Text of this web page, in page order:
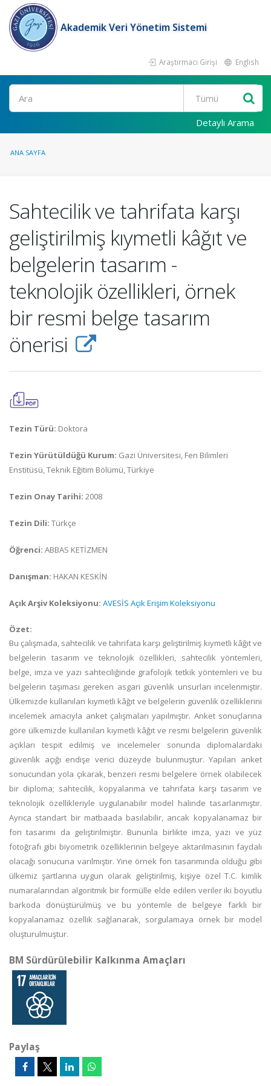
Akademik Veri Yönetim Sistemi
Araştırmacı Girişi English
Ara
Detaylı Arama
ANA SAYFA
Sahtecilik ve tahrifata karşı
geliştirilmiş kıymetli kâğıt ve
belgelerin tasarım -
teknolojik özellikleri, örnek
bir resmi belge tasarım
önerisi
Tezin Türü: Doktora
Tezin Yürütüldüğü Kurum: Gazi Üniversitesi, Fen Bilimleri
Enstitüsü, Teknik Eğitim Bölümü, Türkiye
Tezin Onay Tarihi: 2008
Tezin Dili: Türkçe
Öğrenci: ABBAS KETİZMEN
Danışman: HAKAN KESKİN
Açık Arşiv Koleksiyonu: AVESİS Açık Erişim Koleksiyonu
Özet:
Bu çalışmada, sahtecilik ve tahrifata karşı geliştirilmiş kıymetli kâğıt ve
belgelerin tasarım ve teknolojik özellikleri, sahtecilik yöntemleri,
belge, imza ve yazı sahteciliğinde grafolojik tetkik yöntemleri ve bu
belgelerin taşıması gereken asgari güvenlik unsurları incelenmiştir.
Ülkemizde kullanılan kıymetli kâğıt ve belgelerin güvenlik özelliklerini
incelemek amacıyla anket çalışmaları yapılmıştır. Anket sonuçlarına
göre ülkemizde kullanılan kıymetli kâğıt ve resmi belgelerin güvenlik
açıkları tespit edilmiş ve incelemeler sonunda diplomalardaki
güvenlik açığı endişe verici düzeyde bulunmuştur. Yapılan anket
sonucundan yola çıkarak, benzeri resmi belgelere örnek olabilecek
bir diploma; sahtecilik, kopyalanma ve tahrifata karşı tasarım ve
teknolojik özellikleriyle uygulanabilir model halinde tasarlanmıştır.
Ayrıca standart bir matbaada basılabilir, ancak kopyalanamaz bir
fon tasarımı da geliştirilmiştir. Bununla birlikte imza, yazı ve yüz
fotoğrafı gibi biyometrik özelliklerinin belgeye aktarılmasının faydalı
olacağı sonucuna varılmıştır. Yine örnek fon tasarımında olduğu gibi
ülkemiz şartlarına uygun olarak geliştirilmiş, kişiye özel T.C. kimlik
numaralarından algoritmik bir formülle elde edilen veriler iki boyutlu
barkoda dönüştürülmüş ve bu yöntemle de belgeye farklı bir
kopyalanamaz özellik sağlanarak, sorgulamaya örnek bir model
oluşturulmuştur.
BM Sürdürülebilir Kalkınma Amaçları
Paylaş